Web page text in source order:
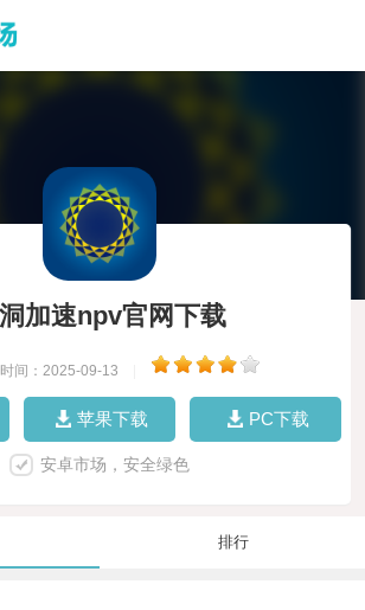
加速npv官网下载
时间：2025-09-13
苹果下载 PC下载
安卓市场，安全绿色
排行